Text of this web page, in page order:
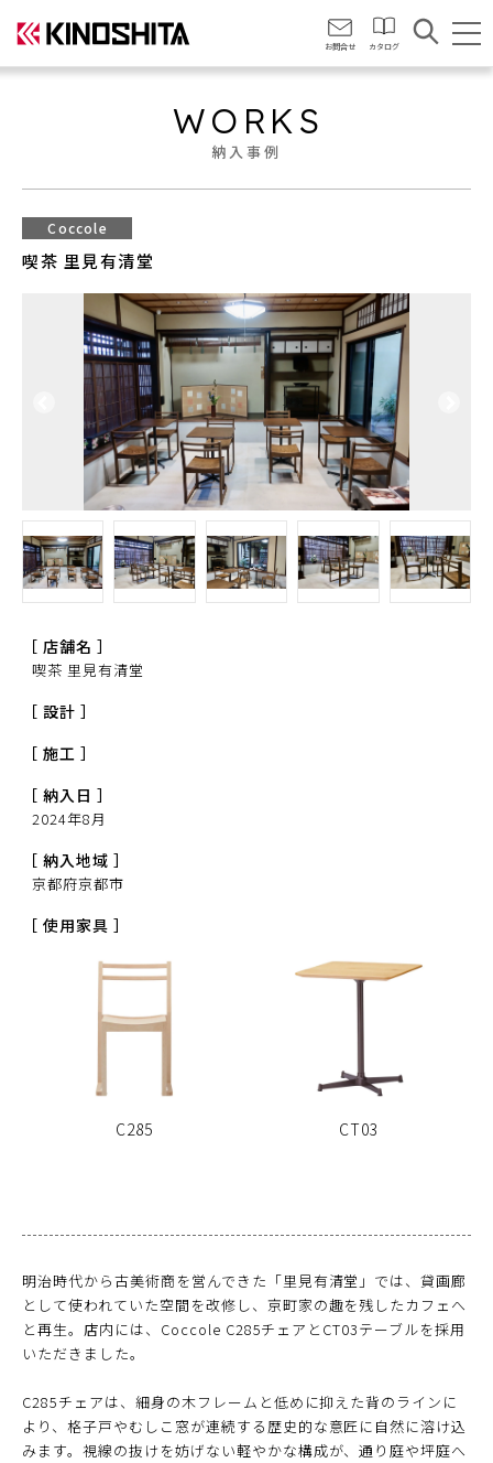
お問合せ カタログ
WORKS
納入事例
Coccole
喫茶 里見有清堂
店舗名
喫茶 里見有清堂
設計
施工
納入日
2024年8月
納入地域
京都府京都市
使用家具
C285 CT03
明治時代から古美術商を営んできた「里見有清堂」では、貸画廊
として使われていた空間を改修し、京町家の趣を残したカフェへ
と再生。店内には、Coccole C285チェアとCT03テーブルを採用
いただきました。
C285チェアは、細身の木フレームと低めに抑えた背のラインに
より、格子戸やむしこ窓が連続する歴史的な意匠に自然に溶け込
みます。視線の抜けを妨げない軽やかな構成が、通り庭や坪庭へ